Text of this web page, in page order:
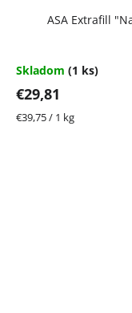
ASA Extrafill
Skladom (1 ks)
€29,81
Jednotková
€39,75 / 1 kg